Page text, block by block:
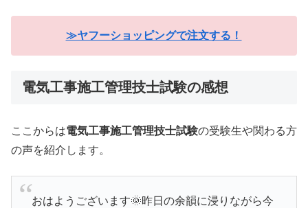
≫ヤフーショッピングで注文する！
電気工事施工管理技士試験の感想
ここからは電気工事施工管理技士試験の受験生や関わる方
の声を紹介します。
おはようございます🌞昨日の余韻に浸りながら今